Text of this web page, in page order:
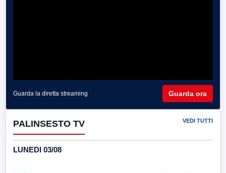
Guarda la diretta streaming Guarda ora
PALINSESTO TV VEDI TUTTI
LUNEDI 03/08